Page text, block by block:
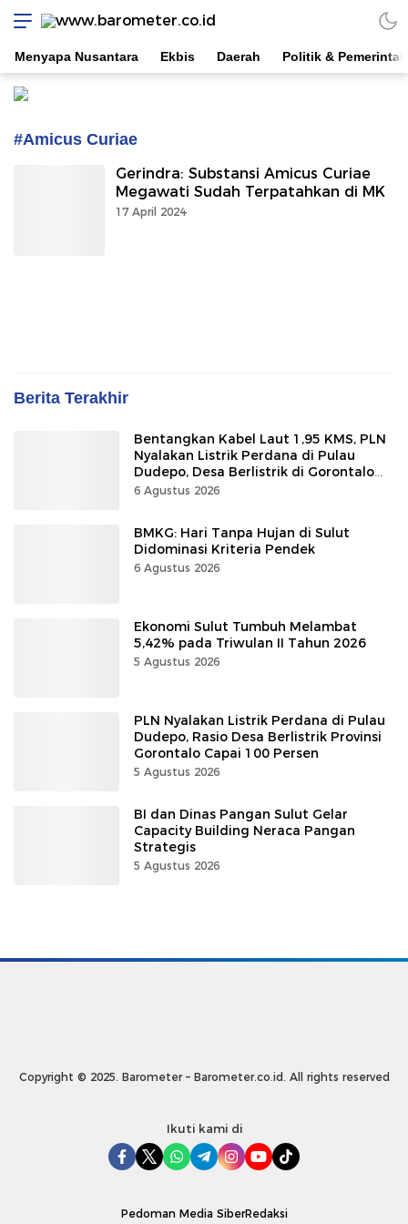
Menyapa Nusantara Ekbis Daerah Politik &
#Amicus Curiae
Gerindra: Substansi Amicus Curiae
Megawati Sudah Terpatahkan di MK
17 April 2024
Berita Terakhir
Bentangkan Kabel Laut 1,95 KMS, PLN
Nyalakan Listrik Perdana di Pulau
Dudepo, Desa Berlistrik di Gorontalo
100 Persen
6 Agustus 2026
BMKG: Hari Tanpa Hujan di Sulut
Didominasi Kriteria Pendek
6 Agustus 2026
Ekonomi Sulut Tumbuh Melambat
5,42% pada Triwulan II Tahun 2026
5 Agustus 2026
PLN Nyalakan Listrik Perdana di Pulau
Dudepo, Rasio Desa Berlistrik Provinsi
Gorontalo Capai 100 Persen
5 Agustus 2026
BI dan Dinas Pangan Sulut Gelar
Capacity Building Neraca Pangan
Strategis
5 Agustus 2026
Copyright © 2025. Barometer – Barometer.co.id. All rights reserved
Ikuti kami di
Pedoman Media SiberRedaksi